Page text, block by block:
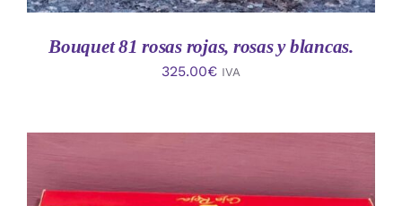
Bouquet 81 rosas rojas, rosas y blancas.
325.00€ IVA